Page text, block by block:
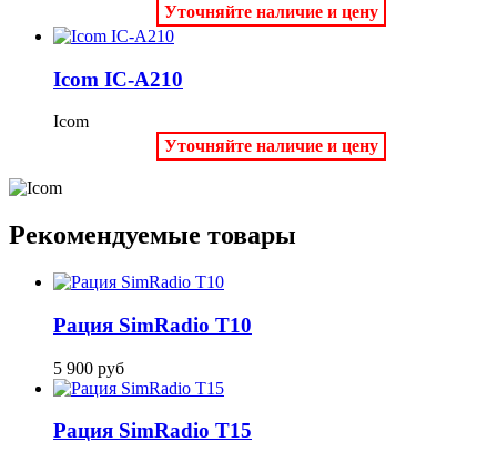
Уточняйте наличие и цену
Icom IC-A210
Icom
Уточняйте наличие и цену
Рекомендуемые товары
Рация SimRadio T10
5 900 руб
Рация SimRadio T15